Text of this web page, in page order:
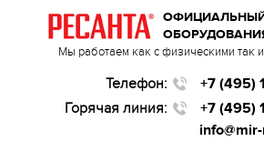
Мы работаем как с физическими так
Телефон:
+7 (495)
Горячая линия:
+7 (495)